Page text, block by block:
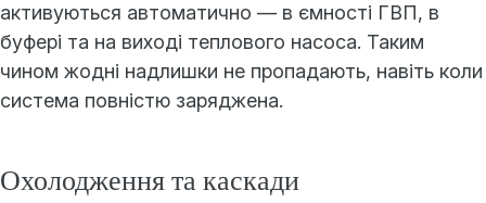
активуються автоматично — в ємності ГВП, в
буфері та на виході теплового насоса. Таким
чином жодні надлишки не пропадають, навіть коли
система повністю заряджена.
Охолодження та каскади